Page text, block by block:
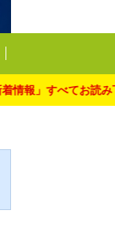
べてお読み下さい。